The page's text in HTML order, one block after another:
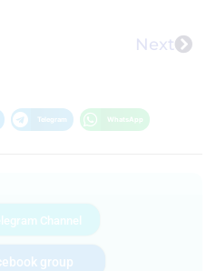
Next
Telegram WhatsApp
Channel
group